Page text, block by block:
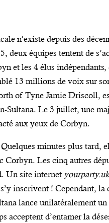
n’existe depuis des
deux équipes tentent de
et les 4 élus indépendants,
13 millions de voix sur
of Tyne Jamie Driscoll,
Sultana. Le 3 juillet, une
aux yeux de Corbyn.
minutes plus tard,
Les cinq autres
Un site internet yourparty.uk
inscrivent ! Cependant, la
lance unilatéralement
acceptent d’entamer la